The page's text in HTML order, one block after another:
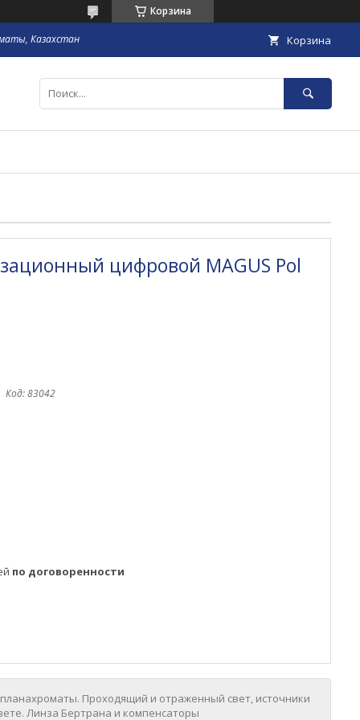
Корзина
Казахстан Корзина
цифровой MAGUS Pol
Код:83042
по договоренности
Проходящий и отраженный свет, источники
Линза Бертрана и компенсаторы